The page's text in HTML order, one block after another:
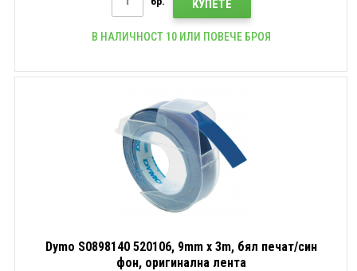
КУПЕТЕ
В НАЛИЧНОСТ 10 ИЛИ ПОВЕЧЕ БРОЯ
Dymo S0898140 520106, 9mm x 3m, бял печат/син
фон, оригинална лента